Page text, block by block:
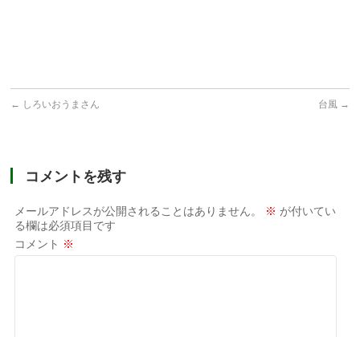
← しろいおうまさん 台風 →
コメントを残す
メールアドレスが公開されることはありません。 ※ が付いてい
る欄は必須項目です
コメント ※